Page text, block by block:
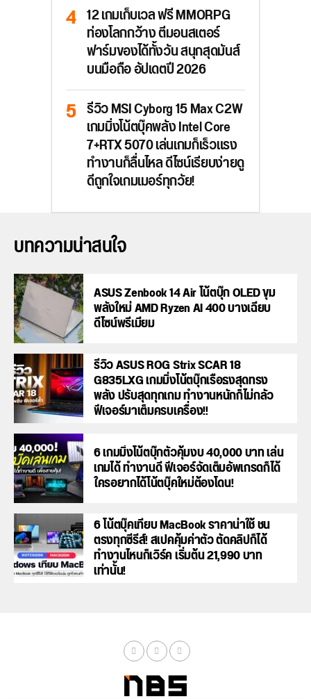
12 เกมเก็บเวล ฟรี MMORPG
ท่องโลกกว้าง ตีมอนสเตอร์
ฟาร์มของได้ทั้งวัน สนุกสุดมันส์
บนมือถือ อัปเดตปี 2026
รีวิว MSI Cyborg 15 Max C2W
เกมมิ่งโน้ตบุ๊คพลัง Intel Core
7+RTX 5070 เล่นเกมก็เร็วแรง
ทำงานก็ลื่นไหล ดีไซน์เรียบง่ายดู
ดีถูกใจเกมเมอร์ทุกวัย!
บทความน่าสนใจ
ASUS Zenbook 14 Air โน้ตบุ๊ก OLED ขุม
พลังใหม่ AMD Ryzen AI 400 บางเฉียบ
ดีไซน์พรีเมียม
รีวิว ASUS ROG Strix SCAR 18
G835LXG เกมมิ่งโน้ตบุ๊กเรือธงสุดทรง
พลัง ปรับสุดทุกเกม ทำงานหนักก็ไม่กลัว
ฟีเจอร์มาเต็มครบเครื่อง!!
6 เกมมิ่งโน้ตบุ๊กตัวคุ้มงบ 40,000 บาท เล่น
เกมได้ ทำงานดี ฟีเจอร์จัดเต็มอัพเกรดก็ได้
ใครอยากได้โน้ตบุ๊คใหม่ต้องโดน!
6 โน้ตบุ๊คเทียบ MacBook ราคาน่าใช้ ชน
ตรงทุกซีรีส์! สเปคคุ้มค่าตัว ตัดคลิปก็ได้
ทำงานไหนก็เวิร์ค เริ่มต้น 21,990 บาท
เท่านั้น!